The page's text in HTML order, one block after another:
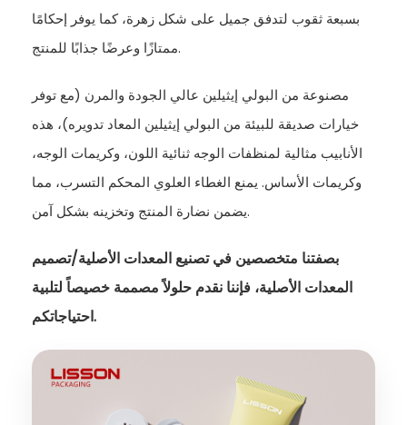
بسبعة ثقوب لتدفق جميل على شكل زهرة، كما يوفر إحكامًا
ممتازًا وعرضًا جذابًا للمنتج.
مصنوعة من البولي إيثيلين عالي الجودة والمرن (مع توفر
خيارات صديقة للبيئة من البولي إيثيلين المعاد تدويره)، هذه
الأنابيب مثالية لمنظفات الوجه ثنائية اللون، وكريمات الوجه،
وكريمات الأساس. يمنع الغطاء العلوي المحكم التسرب، مما
يضمن نضارة المنتج وتخزينه بشكل آمن.
بصفتنا متخصصين في تصنيع المعدات الأصلية/تصميم
المعدات الأصلية، فإننا نقدم حلولاً مصممة خصيصاً لتلبية
احتياجاتكم.